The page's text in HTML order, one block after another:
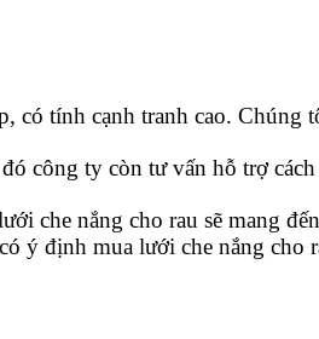
có tính cạnh tranh cao.
công ty còn tư vấn hỗ trợ
che nắng cho rau sẽ mang
ý định mua lưới che nắng